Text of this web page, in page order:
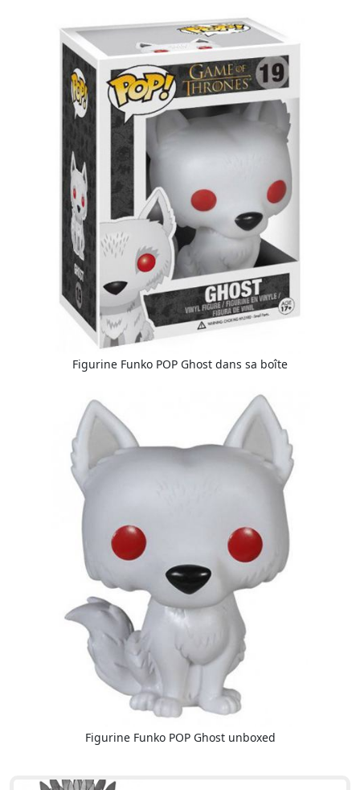
Figurine Funko POP Ghost dans sa boîte
Figurine Funko POP Ghost unboxed